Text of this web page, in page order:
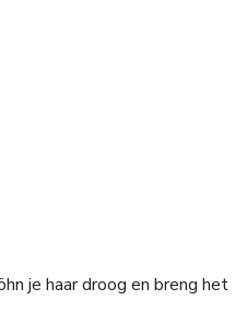
je haar droog en breng het